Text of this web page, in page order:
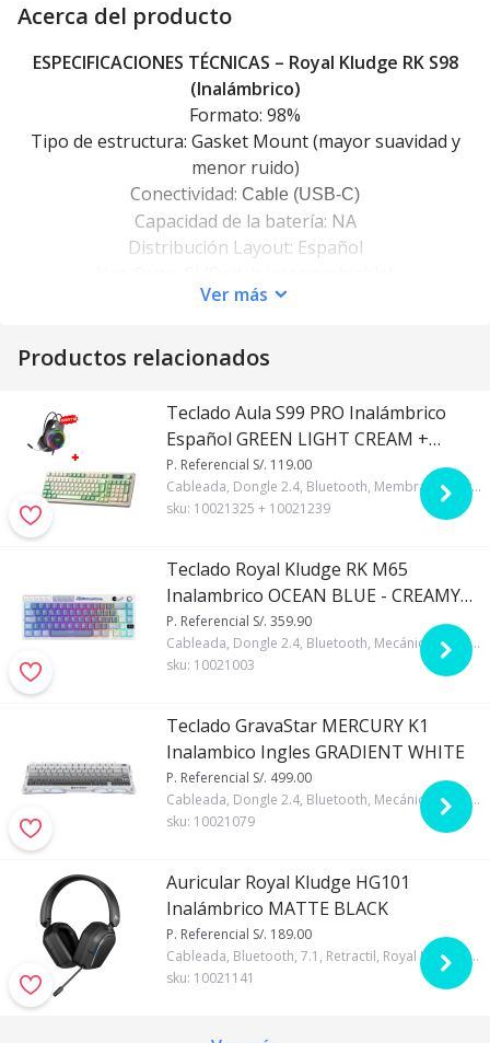
Acerca del producto
ESPECIFICACIONES TÉCNICAS – Royal Kludge RK S98
(Inalámbrico)
Formato: 98%
Tipo de estructura: Gasket Mount (mayor suavidad y
menor ruido)
Conectividad: Cable (USB-C)
Capacidad de la batería: NA
Distribución Layout: Español
Switch: Chartreuse
Perilla de control (multifunción):
Material de Keycaps: ABS (estándar)
Iluminación: RGB
Software: Web / Online
CONTENIDO DE LA CAJA:
1 Pinza de extractor de switches/keycaps
1 Cobertor de Teclado
1 Manual de uso
4 Interruptores de reemplazo
LINK DE SOFTWARE
Ver más
Productos relacionados
Teclado Aula S99 PRO Inalámbrico
Español GREEN LIGHT CREAM +
Auricular Aula S608 Cableado BLACK
P. Referencial S/. 119.00
Cableada, Dongle 2.4, Bluetooth, Membrana, Regular, Gasket, 95%, Español, Aula, RGB, Blanco y Verde, Si, 2000mAh
sku: 10021325 + 10021239
Teclado Royal Kludge RK M65
Inalambrico OCEAN BLUE - CREAMY
SWITCH
P. Referencial S/. 359.90
Cableada, Dongle 2.4, Bluetooth, Mecánico, Regular, Gasket, Creamy Perzonalizado, 65%, Español, Royal Kludge, RGB, Azul, Si, 6000mAh, Si
sku: 10021003
Teclado GravaStar MERCURY K1
Inalambico Ingles GRADIENT WHITE
P. Referencial S/. 499.00
Cableada, Dongle 2.4, Bluetooth, Mecánico, Regular, 75%, Inglés, GravaStar, RGB, Blanco degradado, No, Gasket, 8000mA
sku: 10021079
Auricular Royal Kludge HG101
Inalámbrico MATTE BLACK
P. Referencial S/. 189.00
Cableada, Bluetooth, 7.1, Retractil, Royal Kludge, RGB, Negro, USB-A, Si, Si, 1000mAh
sku: 10021141